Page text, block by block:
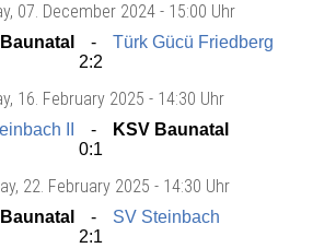
, 07. December 2024 - 15:00 Uhr
Türk Gücü Friedberg
2:2
, 16. February 2025 - 14:30 Uhr
II
KSV Baunatal
0:1
, 22. February 2025 - 14:30 Uhr
SV Steinbach
2:1